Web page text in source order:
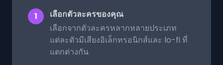
1
เลือกตัวละครของคุณ
เลือกจากตัวละครหลากหลายประเภท
แต่ละตัวมีเสียงอิเล็กทรอนิกส์และ lo-fi ที่
แตกต่างกัน